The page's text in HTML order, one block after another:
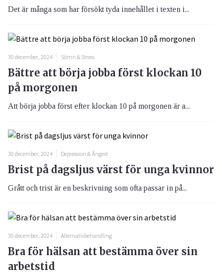
Det är många som har försökt tyda innehållet i texten i...
30 december, 2024 Sömn & Stress
Bättre att börja jobba först klockan 10
på morgonen
Att börja jobba först efter klockan 10 på morgonen är a...
30 december, 2024 Depression & Ångest
Brist på dagsljus värst för unga kvinnor
Grått och trist är en beskrivning som ofta passar in på...
30 december, 2024 Alternativbehandling
Bra för hälsan att bestämma över sin
arbetstid